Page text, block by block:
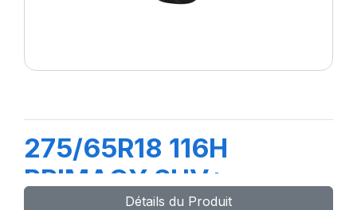
275/65R18 116H
PRIMACY SUV+
Détails du Produit